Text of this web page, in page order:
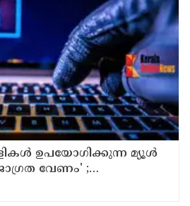
ഉപയോഗിക്കുന്ന മ്യൂള്‍
വേണം' ;